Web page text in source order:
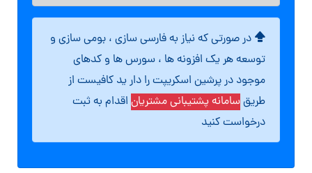
در صورتی که نیاز به فارسی سازی ، بومی سازی و
توسعه هر یک افزونه ها ، سورس ها و کدهای
موجود در پرشین اسکریپت را دار ید کافیست از
طریقسامانه پشتیبانی مشتریان اقدام به ثبت
درخواست کنید